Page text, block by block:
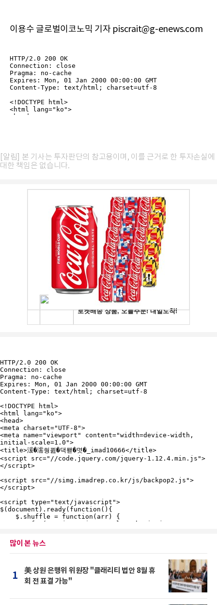
이용수 글로벌이코노믹 기자 piscrait@g-enews.com
[알림] 본 기사는 투자판단의 참고용이며, 이를 근거로 한 투자손실에
대한 책임은 없습니다.
많이 본 뉴스
1
美 상원 은행위 위원장 "클래리티 법안 8월 휴
회 전 표결 가능"